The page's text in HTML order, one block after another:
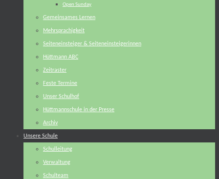
Open Sunday
Gemeinsames Lernen
Mehrsprachigkeit
Seiteneinsteiger & Seiteneinsteigerinnen
Hüttmann ABC
Zeitraster
Feste Termine
Unser Schulhof
Hüttmannschule in der Presse
Archiv
Unsere Schule
Schulleitung
Verwaltung
Schulteam